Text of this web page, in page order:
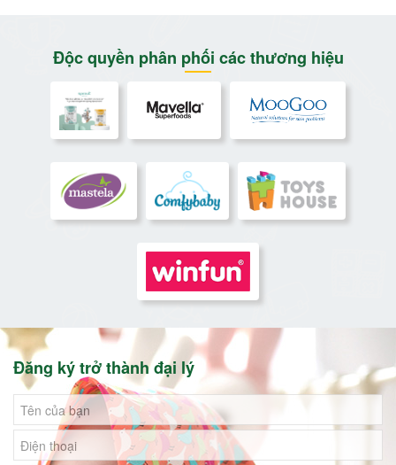
Độc quyền phân phối các thương hiệu
Đăng ký trở thành đại lý